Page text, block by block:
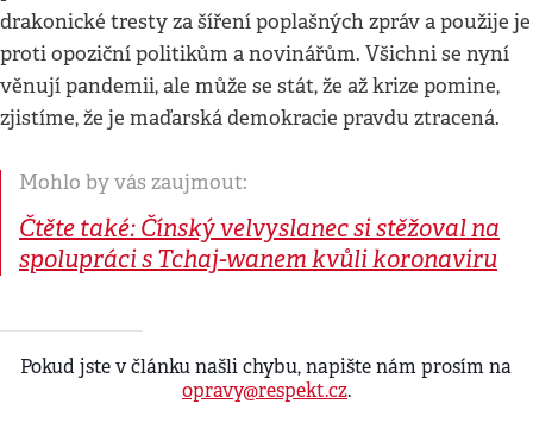
drakonické tresty za šíření poplašných zpráv a použije je
proti opoziční politikům a novinářům. Všichni se nyní
věnují pandemii, ale může se stát, že až krize pomine,
zjistíme, že je maďarská demokracie pravdu ztracená.
Mohlo by vás zaujmout:
Čtěte také: Čínský velvyslanec si stěžoval na
spolupráci s Tchaj-wanem kvůli koronaviru
Pokud jste v článku našli chybu, napište nám prosím na
opravy@respekt.cz.